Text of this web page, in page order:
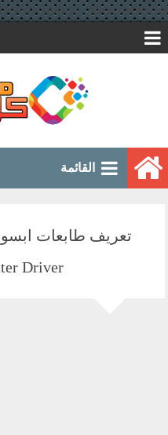
DIRECT, f08c47fec0942fa0
القائمة
Driver